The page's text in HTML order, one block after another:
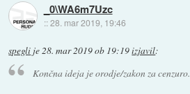
_0\WA6m7Uzc
::28. mar 2019, 19:46
spegli je 28. mar 2019 ob 19:19izjavil:
Končna ideja je orodje/zakon za cenzuro.